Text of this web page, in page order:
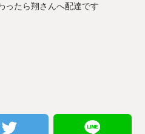
ったら翔さんへ配達です